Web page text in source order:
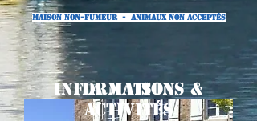
Maison non-fumeur - Animaux non acceptés
La Maison
Informations &
Activités